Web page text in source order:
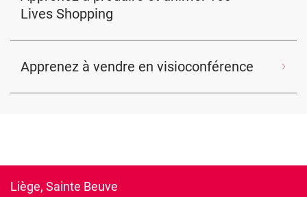
Lives Shopping
Apprenez à vendre en visioconférence
Liège, Sainte Beuve